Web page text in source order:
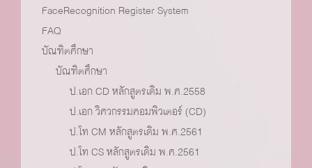
FaceRecognition Register System
FAQ
บัณฑิตศึกษา
บัณฑิตศึกษา
ป.เอก CD หลักสูตรเดิม พ.ศ.2558
ป.เอก วิศวกรรมคอมพิวเตอร์ (CD)
ป.โท CM หลักสูตรเดิม พ.ศ.2561
ป.โท CS หลักสูตรเดิม พ.ศ.2561